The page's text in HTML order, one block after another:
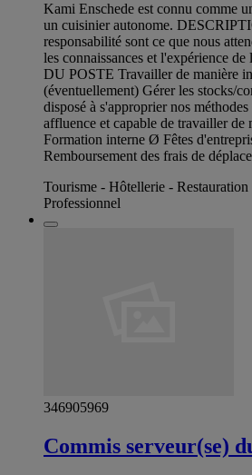
Kami Enschede est connu comme
un cuisinier autonome.
responsabilité sont ce que nous
les connaissances et l'expérience
DU POSTE Travailler de manière
(éventuellement) Gérer les stocks/
disposé à s'approprier nos
affluence et capable de travailler
Formation interne Ø Fêtes
Remboursement des frais de
Tourisme - Hôtellerie -
Professionnel
346905969
Commis serveur(se)